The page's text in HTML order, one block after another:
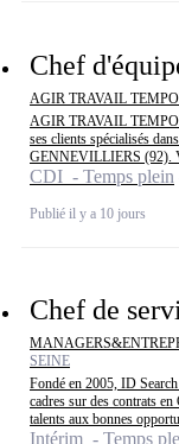
Chef
AGIR TRAVAIL
AGIR TRAVAIL
ses clients spécialisés
GENNEVILLIERS (92).
CDI - Temps plein
Publié il y a 10 jours
Chef de
SEINE
Fondé en 2005, ID
cadres sur des contrats
talents aux bonnes
Intérim - Temps